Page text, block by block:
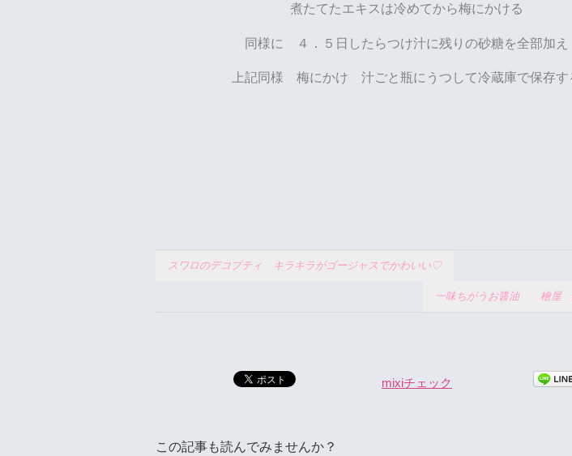
煮たてたエキスは冷めてから梅にかける
同様に ４．５日したらつけ汁に残りの砂糖を全部加え
上記同様 梅にかけ 汁ごと瓶にうつして冷蔵庫で保存す
スワロのデコプティ キラキラがゴージャスでかわいい♡
一味ちがうお醤油 檜屋
mixiチェック
この記事も読んでみませんか？